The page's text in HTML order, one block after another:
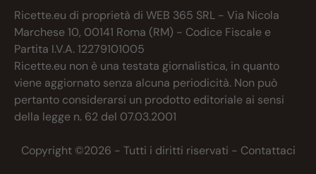
Ricette.eu di proprietà di WEB 365 SRL - Via Nicola
Marchese 10, 00141 Roma (RM) - Codice Fiscale e
Partita I.V.A. 12279101005
Ricette.eu non è una testata giornalistica, in quanto
viene aggiornato senza alcuna periodicità. Non può
pertanto considerarsi un prodotto editoriale ai sensi
della legge n. 62 del 07.03.2001
Copyright ©2026 - Tutti i diritti riservati - Contattaci